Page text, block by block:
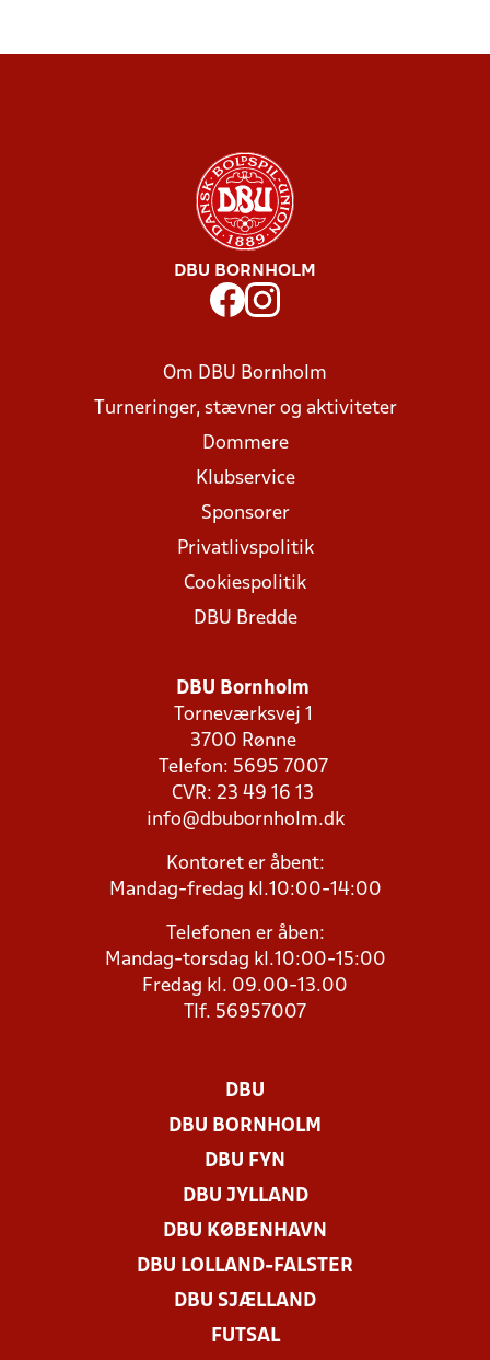
DBU BORNHOLM
Om DBU Bornholm
Turneringer, stævner og aktiviteter
Dommere
Klubservice
Sponsorer
Privatlivspolitik
Cookiespolitik
DBU Bredde
DBU Bornholm
Torneværksvej 1
3700 Rønne
Telefon: 5695 7007
CVR: 23 49 16 13
info@dbubornholm.dk
Kontoret er åbent:
Mandag-fredag kl.10:00-14:00
Telefonen er åben:
Mandag-torsdag kl.10:00-15:00
Fredag kl. 09.00-13.00
Tlf. 56957007
DBU
DBU BORNHOLM
DBU FYN
DBU JYLLAND
DBU KØBENHAVN
DBU LOLLAND-FALSTER
DBU SJÆLLAND
FUTSAL